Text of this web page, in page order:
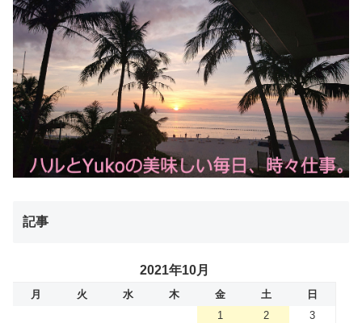
記事
2021年10月
月 火 水 木 金 土
日
1
2
3